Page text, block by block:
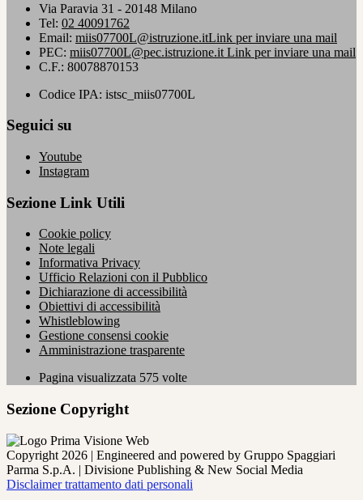
Via Paravia 31 - 20148 Milano
Tel: 02 40091762
Email: miis07700L@istruzione.itLink per inviare una mail
PEC: miis07700L@pec.istruzione.it Link per inviare una mail
C.F.: 80078870153
Codice IPA: istsc_miis07700L
Seguici su
Youtube
Instagram
Sezione Link Utili
Cookie policy
Note legali
Informativa Privacy
Ufficio Relazioni con il Pubblico
Dichiarazione di accessibilità
Obiettivi di accessibilità
Whistleblowing
Gestione consensi cookie
Amministrazione trasparente
Pagina visualizzata 575 volte
Sezione Copyright
Copyright 2026 | Engineered and powered by Gruppo Spaggiari
Parma S.p.A. | Divisione Publishing & New Social Media
Disclaimer trattamento dati personali